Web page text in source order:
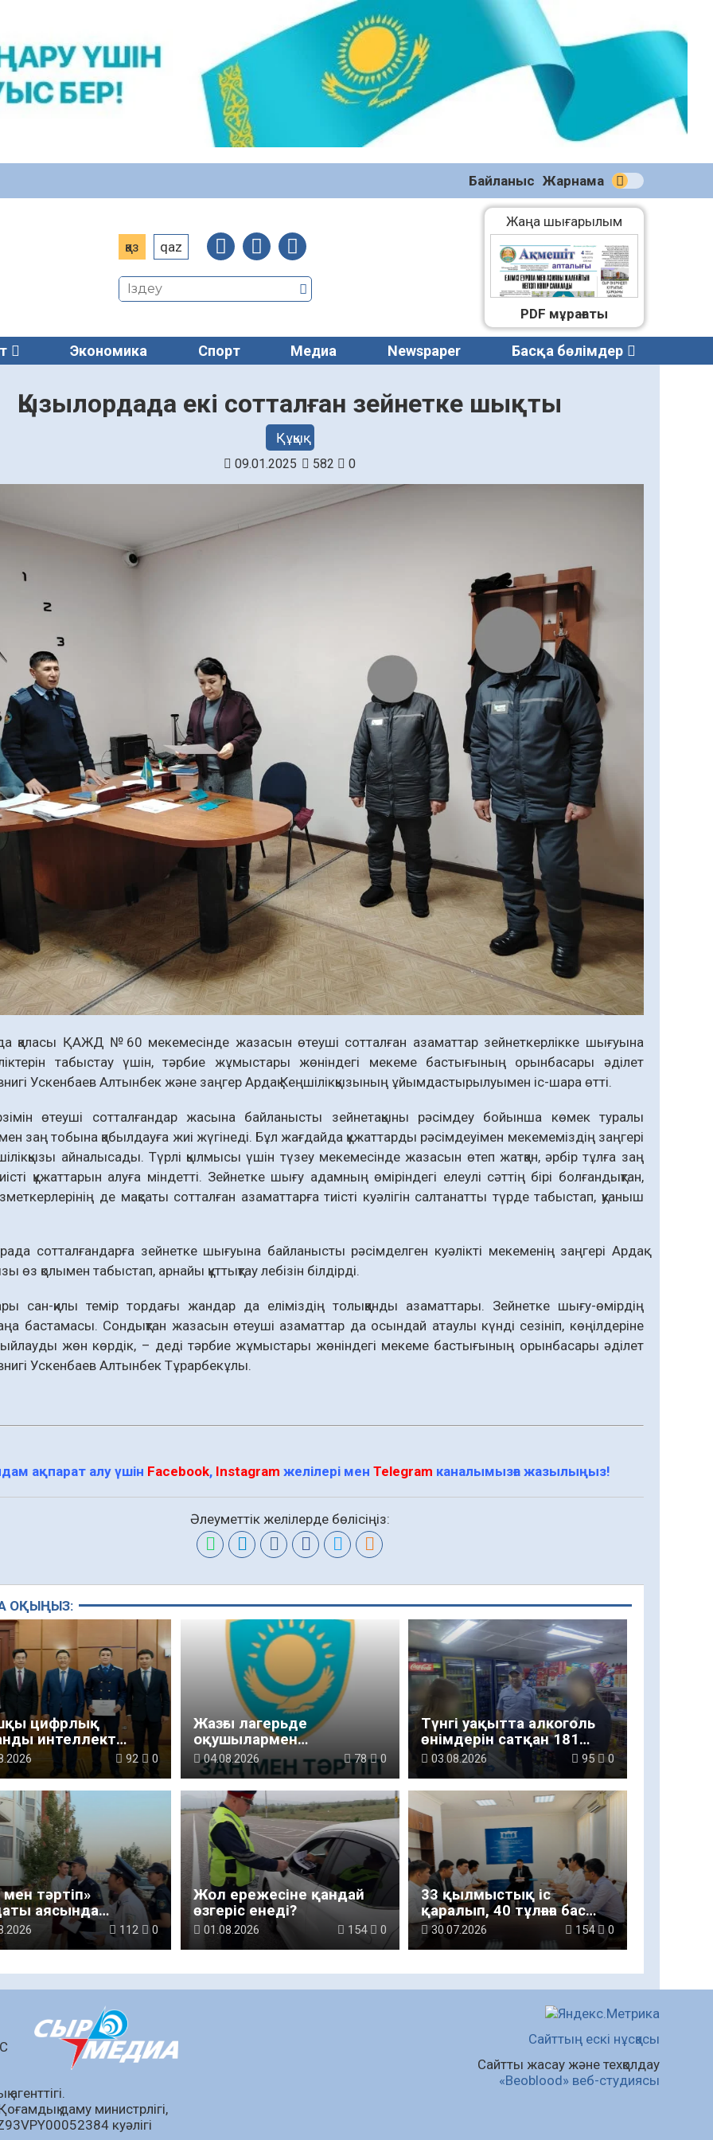
Байланыс Жарнама
қаз qaz
Жаңа шығарылым
(2270)
04.08.2026
PDF мұрағаты
Экономика Спорт Медиа Newspaper Басқа бөлімдер
Қызылордада екі сотталған зейнетке шықты
Құқық
09.01.2025 582 0
қаласы ҚАЖД №60 мекемесінде жазасын өтеуші сотталған азаматтар зейнеткерлікке шығуына
табыстау үшін, тәрбие жұмыстары жөніндегі мекеме бастығының орынбасары әділет
Ускенбаев Алтынбек және заңгер Ардақ Кеңшілікқызының ұйымдастырылуымен іс-шара өтті.
өтеуші сотталғандар жасына байланысты зейнетақыны рәсімдеу бойынша көмек туралы
заң тобына қабылдауға жиі жүгінеді. Бұл жағдайда құжаттарды рәсімдеуімен мекемеміздің заңгері
айналысады. Түрлі қылмысы үшін түзеу мекемесінде жазасын өтеп жатқан, әрбір тұлға заң
құжаттарын алуға міндетті. Зейнетке шығу адамның өміріндегі елеулі сәттің бірі болғандықтан,
де мақсаты сотталған азаматтарға тиісті куәлігін салтанатты түрде табыстап, қуаныш
сотталғандарға зейнетке шығуына байланысты рәсімделген куәлікті мекеменің заңгері Ардақ
өз қолымен табыстап, арнайы құттықтау лебізін білдірді.
сан-қилы темір тордағы жандар да еліміздің толыққанды азаматтары. Зейнетке шығу-өмірдің
бастамасы. Сондықтан жазасын өтеуші азаматтар да осындай атаулы күнді сезініп, көңілдеріне
жөн көрдік, – деді тәрбие жұмыстары жөніндегі мекеме бастығының орынбасары әділет
Ускенбаев Алтынбек Тұрарбекұлы.
ақпарат алу үшін Facebook, Instagram желілері менTelegram каналымызға жазылыңыз!
Әлеуметтік желілерде бөлісіңіз:
ОҚЫҢЫЗ:
цифрлық
интеллект
өтті
92 0
Жазғы лагерьде
оқушылармен
профилактикалық
кездесу өтті
04.08.2026 78 0
Түнгі уақытта алкоголь
өнімдерін сатқан 181
дүкен иесі әкімшілік
жауапкершілікке
тартылды
03.08.2026 95 0
тәртіп»
аясында
терезеден
алдын алу
іс-
112 0
Жол ережесіне қандай
өзгеріс енеді?
01.08.2026 154 0
33 қылмыстық іс
қаралып, 40 тұлғаға бас
бостандығынан айыру
жазасы тағайындалды
30.07.2026 154 0
даму министрлігі,
куәлігі
Сайттың ескі нұсқасы
Сайтты жасау және техқолдау
«Beoblood» веб-студиясы